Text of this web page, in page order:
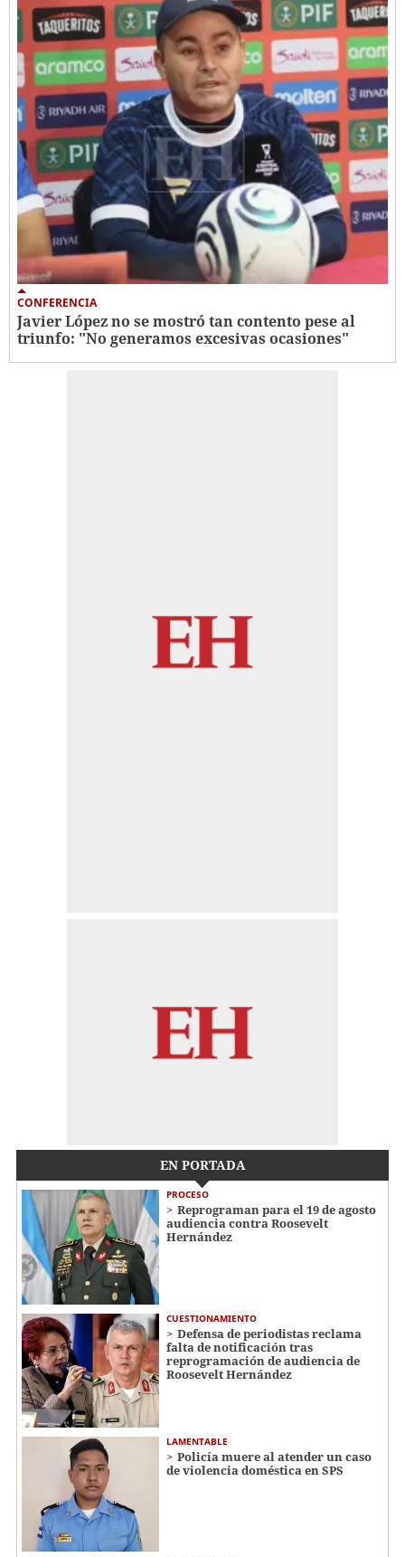
CONFERENCIA
Javier López no se mostró tan contento pese al
triunfo: "No generamos excesivas ocasiones"
EN PORTADA
PROCESO
Reprograman para el 19 de agosto
audiencia contra Roosevelt
Hernández
CUESTIONAMIENTO
Defensa de periodistas reclama
falta de notificación tras
reprogramación de audiencia de
Roosevelt Hernández
LAMENTABLE
Policía muere al atender un caso
de violencia doméstica en SPS